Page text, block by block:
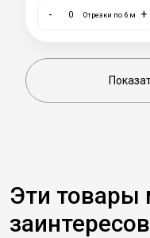
- Отрезки по 6 м +
Эти товары